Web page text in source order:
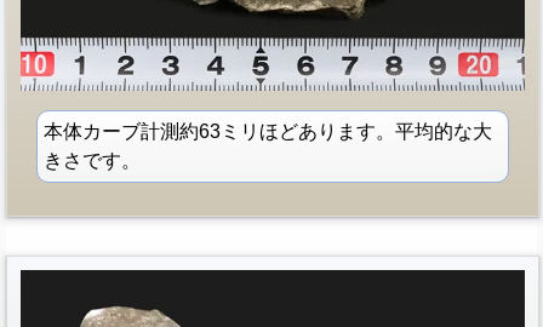
本体カーブ計測約63ミリほどあります。平均的な大
きさです。